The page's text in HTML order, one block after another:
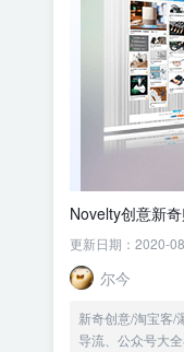
Novelty创意新
更新日期：2020-
尔今
新奇创意/淘宝客/
导流、公众号大